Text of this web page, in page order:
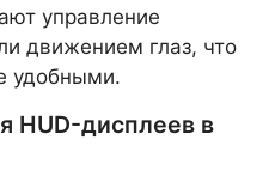
управление
движением глаз, что
удобными.
HUD-дисплеев в